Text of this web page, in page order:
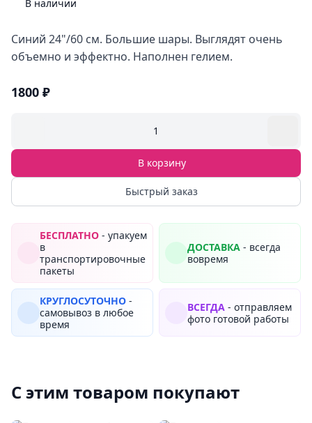
В наличии
Синий 24"/60 см. Большие шары. Выглядят очень
объемно и эффектно. Наполнен гелием.
1800 ₽
1
В корзину
Быстрый заказ
БЕСПЛАТНО - упакуем
в
транспортировочные
пакеты
ДОСТАВКА - всегда
вовремя
КРУГЛОСУТОЧНО -
самовывоз в любое
время
ВСЕГДА - отправляем
фото готовой работы
С этим товаром покупают